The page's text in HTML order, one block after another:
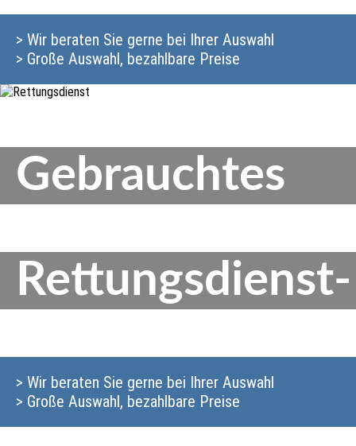
> Wir beraten Sie gerne bei Ihrer Auswahl
> Große Auswahl, bezahlbare Preise
Gebrauchtes
> Wir beraten Sie gerne bei Ihrer Auswahl
> Große Auswahl, bezahlbare Preise